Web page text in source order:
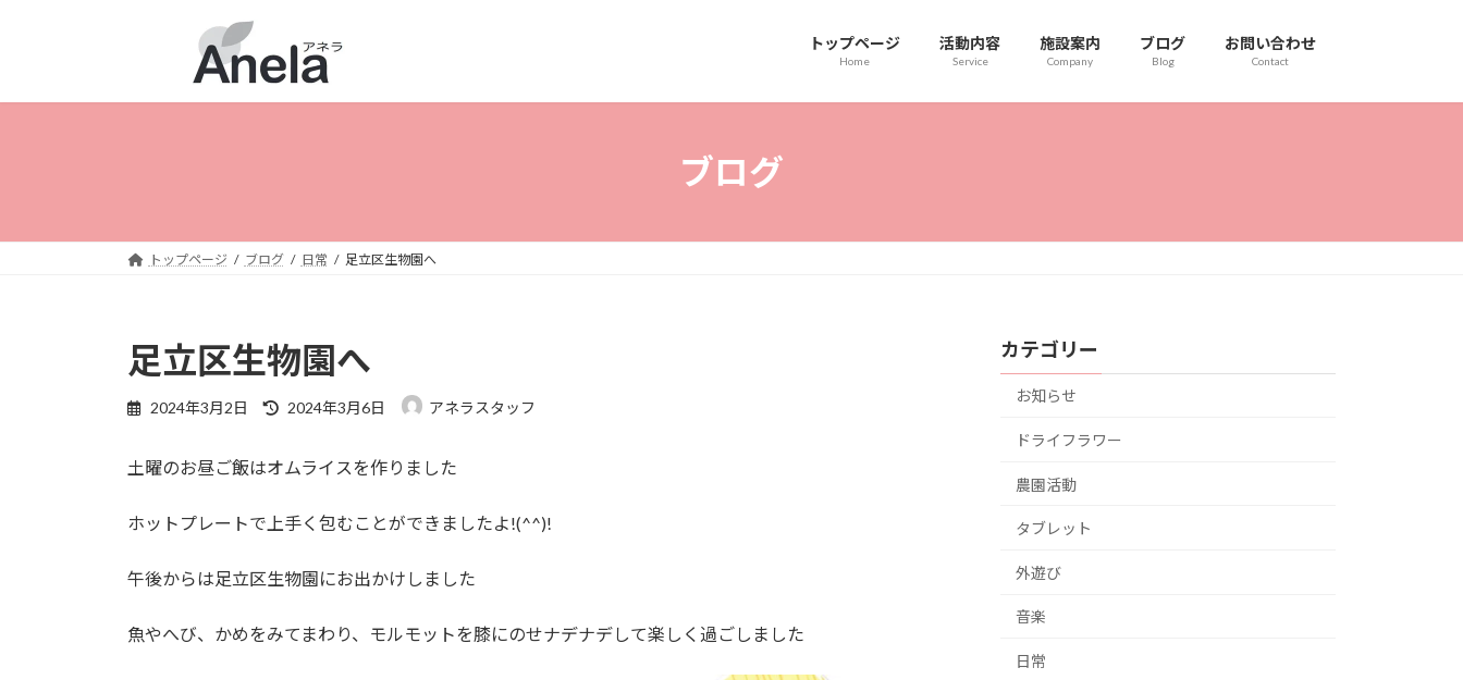
プ
動
トップページ
Home
活動内容
Service
施設案内
Company
ブログ
Blog
お問い合わせ
Contact
ブログ
トップページ ブログ 日常 足立区生物園へ
足立区生物園へ
2024年3月2日
最
新
時
:
2024年3月6日 アネラスタッフ
土曜のお昼ご飯はオムライスを作りました
ホットプレートで上手く包むことができましたよ!(^^)!
午後からは足立区生物園にお出かけしました
魚やへび、かめをみてまわり、モルモットを膝にのせナデナデして楽しく過ごしました
カテゴリー
お知らせ
ドライフラワー
農園活動
タブレット
外遊び
音楽
日常